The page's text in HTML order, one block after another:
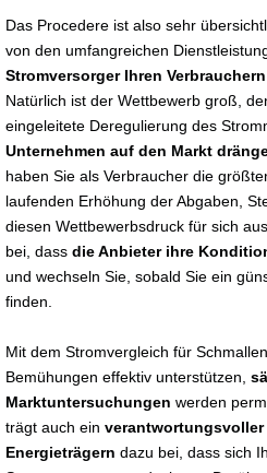
Das Procedere ist also sehr
von den umfangreichen
Stromversorger Ihren
Natürlich ist der Wettbewerb groß,
eingeleitete Deregulierung des
Unternehmen auf den Markt
haben Sie als Verbraucher die
laufenden Erhöhung der Abgaben,
diesen Wettbewerbsdruck für sich
bei, dass die Anbieter ihre
und wechseln Sie, sobald Sie ein
finden.
Mit dem Stromvergleich für
Bemühungen effektiv unterstützen,
Marktuntersuchungen werden
trägt auch ein verantwortungsvoller
Energieträgern dazu bei, dass sich